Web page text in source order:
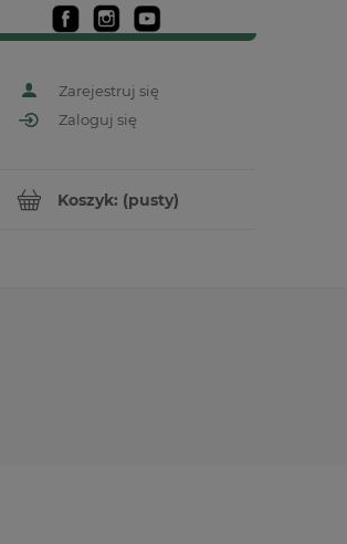
Zarejestruj się
Zaloguj się
Koszyk: (pusty)